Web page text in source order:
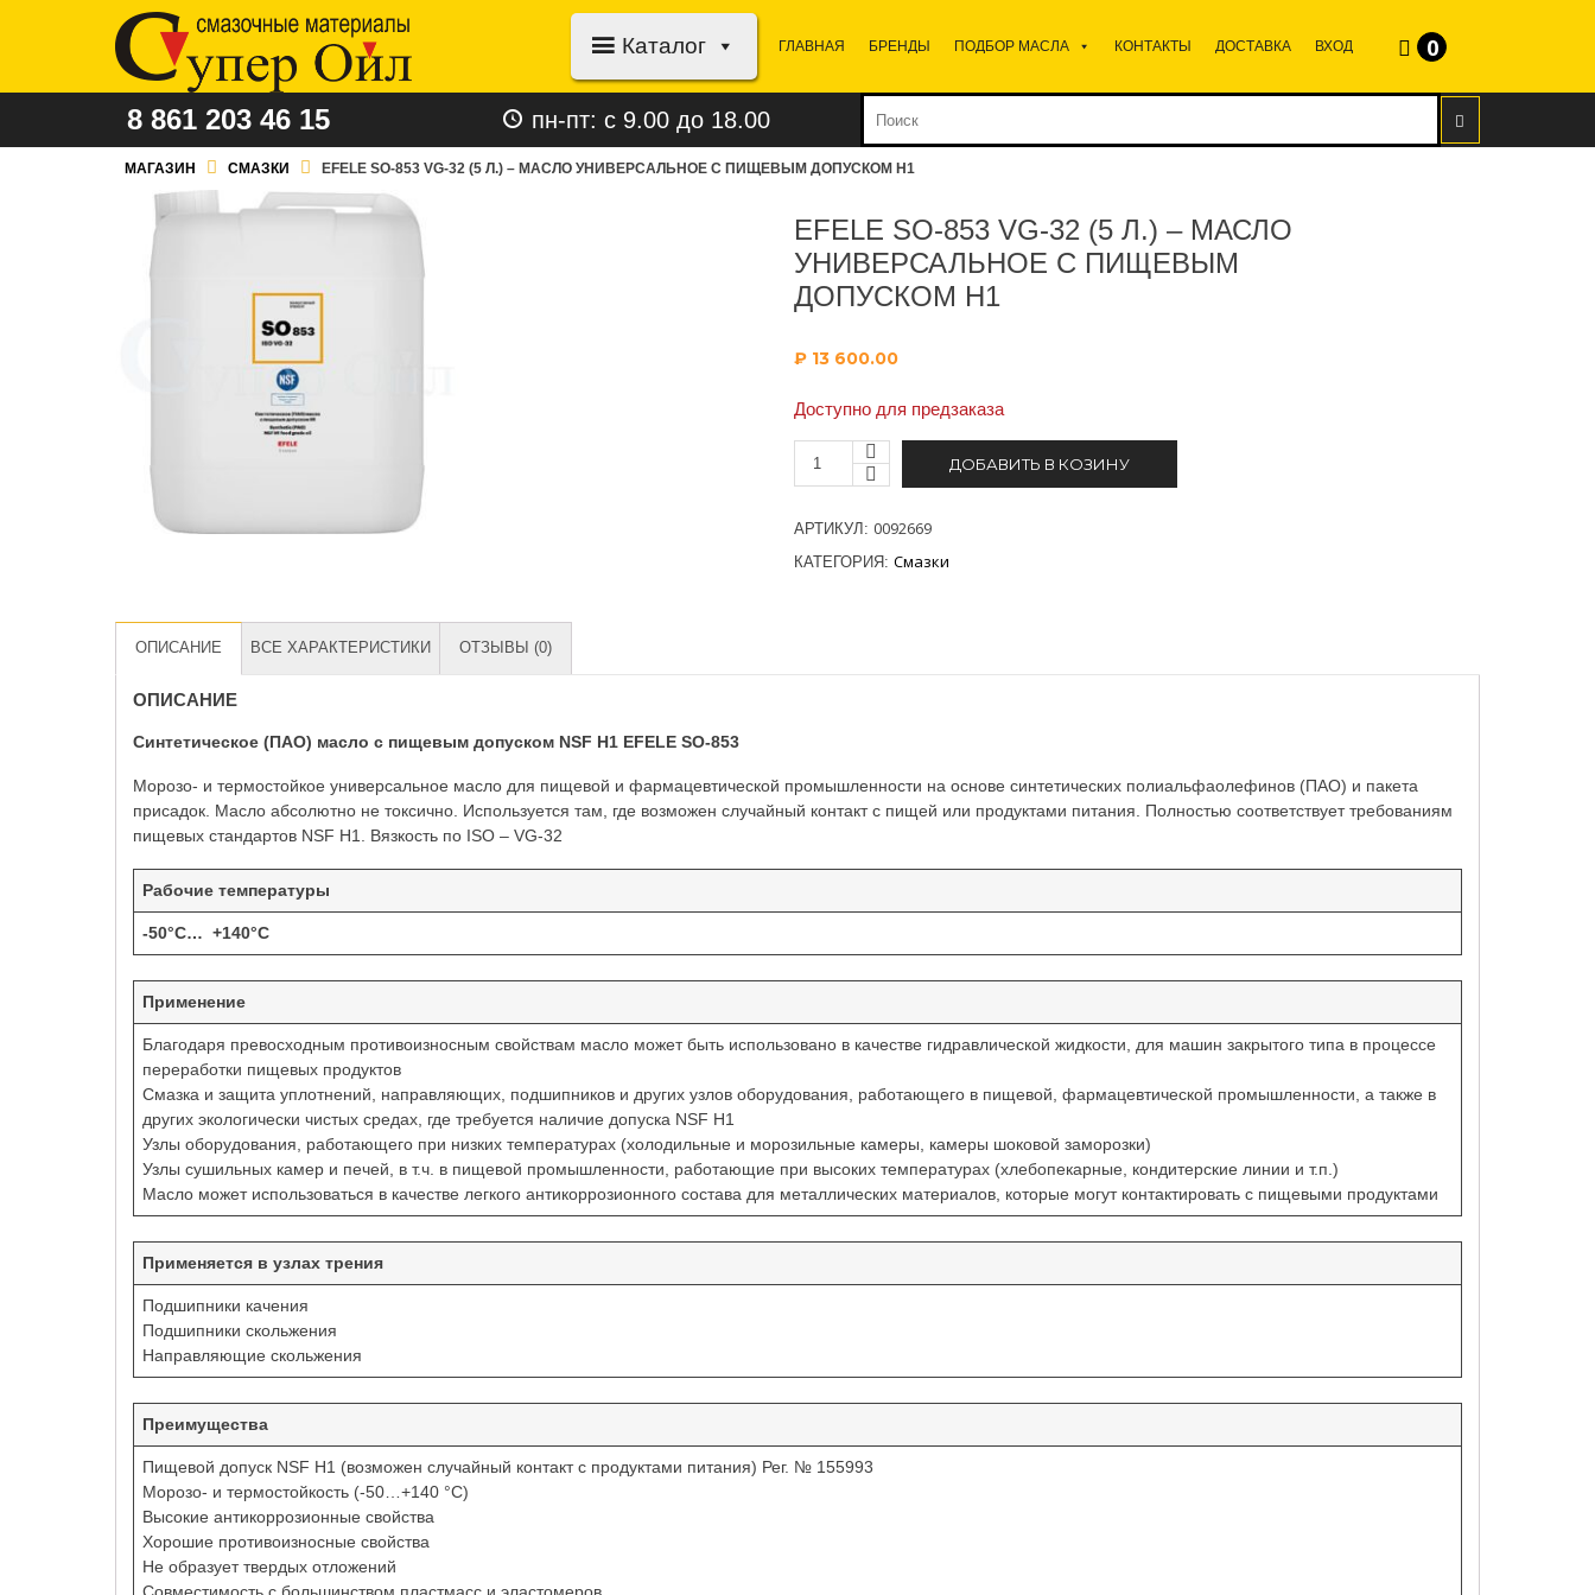
Каталог ГЛАВНАЯ БРЕНДЫ ПОДБОР МАСЛА КОНТАКТЫ ДОСТАВКА ВХОД 0
8 861 203 46 15 пн-пт: с 9.00 до 18.00
МАГАЗИН СМАЗКИ EFELE SO-853 VG-32 (5 Л.) – МАСЛО УНИВЕРСАЛЬНОЕ С ПИЩЕВЫМ ДОПУСКОМ H1
EFELE SO-853 VG-32 (5 Л.) – МАСЛО
УНИВЕРСАЛЬНОЕ С ПИЩЕВЫМ
ДОПУСКОМ H1
₽ 13 600.00
Доступно для предзаказа
ДОБАВИТЬ В КОЗИНУ
АРТИКУЛ: 0092669
КАТЕГОРИЯ: Смазки
ОПИСАНИЕ ВСЕ ХАРАКТЕРИСТИКИ ОТЗЫВЫ (0)
ОПИСАНИЕ
Синтетическое (ПАО) масло с пищевым допуском NSF H1 EFELE SO-853
Морозо- и термостойкое универсальное масло для пищевой и фармацевтической промышленности на основе синтетических полиальфаолефинов (ПАО) и пакета
присадок. Масло абсолютно не токсично. Используется там, где возможен случайный контакт с пищей или продуктами питания. Полностью соответствует требованиям
пищевых стандартов NSF H1. Вязкость по ISO – VG-32
Рабочие температуры
-50°C… +140°C
Применение
Благодаря превосходным противоизносным свойствам масло может быть использовано в качестве гидравлической жидкости, для машин закрытого типа в процессе
переработки пищевых продуктов
Смазка и защита уплотнений, направляющих, подшипников и других узлов оборудования, работающего в пищевой, фармацевтической промышленности, а также в
других экологически чистых средах, где требуется наличие допуска NSF H1
Узлы оборудования, работающего при низких температурах (холодильные и морозильные камеры, камеры шоковой заморозки)
Узлы сушильных камер и печей, в т.ч. в пищевой промышленности, работающие при высоких температурах (хлебопекарные, кондитерские линии и т.п.)
Масло может использоваться в качестве легкого антикоррозионного состава для металлических материалов, которые могут контактировать с пищевыми продуктами
Применяется в узлах трения
Подшипники качения
Подшипники скольжения
Направляющие скольжения
Преимущества
Пищевой допуск NSF H1 (возможен случайный контакт с продуктами питания) Рег. № 155993
Морозо- и термостойкость (-50…+140 °С)
Высокие антикоррозионные свойства
Хорошие противоизносные свойства
Не образует твердых отложений